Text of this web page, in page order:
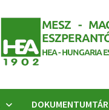
DOKUMENTUMTÁR